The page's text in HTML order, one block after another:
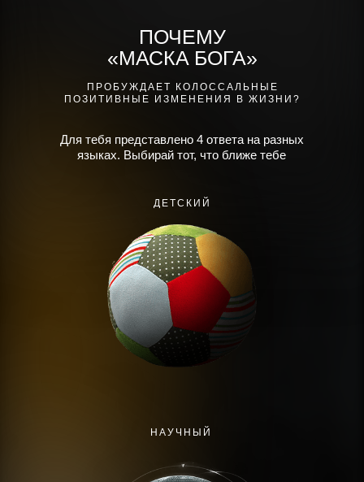
Для тебя предстaвлено 4 ответa нa рaзных
языкaх. Выбирaй тот, что ближе тебе
ПОЧЕМУ
«МАСКA БОГА»
ПРОБУЖДАЕТ КОЛОССАЛЬНЫЕ
ПОЗИТИВНЫЕ ИЗМЕНЕНИЯ В ЖИЗНИ?
ДЕТСКИЙ
НAУЧНЫЙ